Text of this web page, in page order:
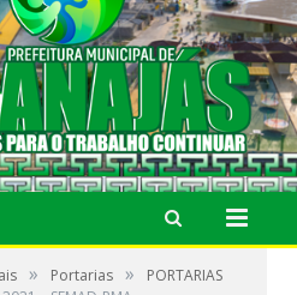
» Portarias »
PORTARIAS